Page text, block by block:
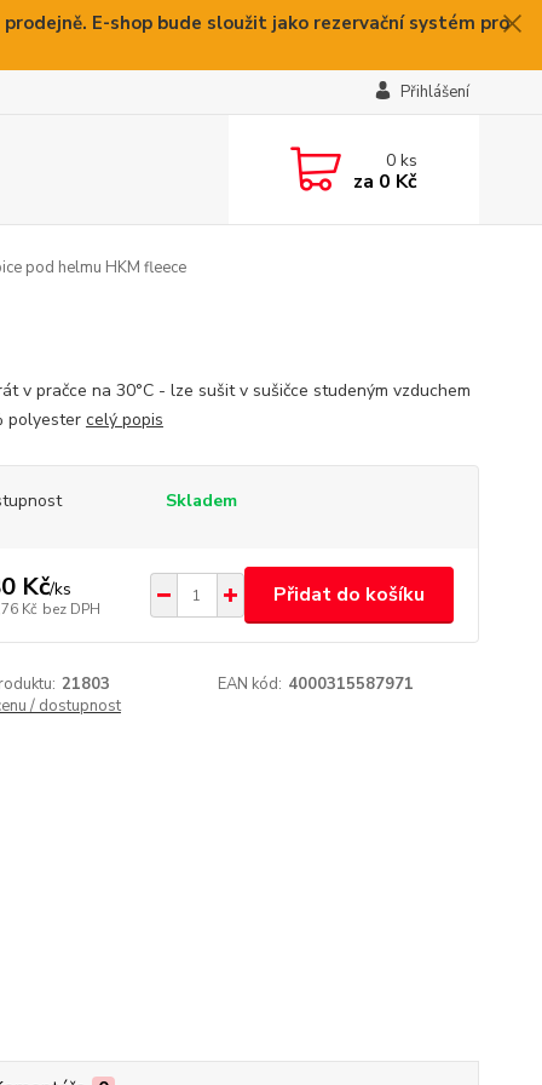
E-shop bude sloužit jako rezervační systém pro
Přihlášení
0ks
za 0 Kč
pod helmu HKM fleece
v pračce na 30°C - lze sušit v sušičce studeným vzduchem
polyester celý popis
Skladem
Kč/ks
Kč bez DPH
Přidat do košíku
21803 EAN kód: 4000315587971
/ dostupnost